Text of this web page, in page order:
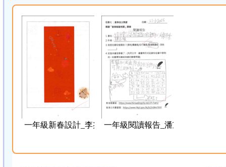
一年級新春設計_李兆童一年級閱讀報告_潘芷彤